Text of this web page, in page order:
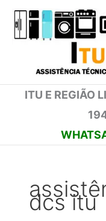
para
ITU E REGIÃO
dcs itu